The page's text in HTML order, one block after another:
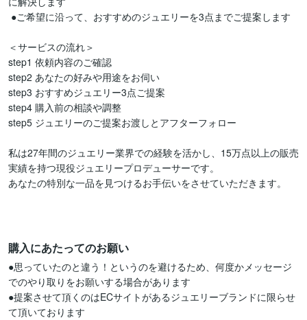
＜サービスの流れ＞
step1 依頼内容のご確認
step2 あなたの好みや用途をお伺い
step3 おすすめジュエリー3点ご提案
step4 購入前の相談や調整
step5 ジュエリーのご提案お渡しとアフターフォロー
私は27年間のジュエリー業界での経験を活かし、15万点以上の販売
実績を持つ現役ジュエリープロデューサーです。
あなたの特別な一品を見つけるお手伝いをさせていただきます。
購入にあたってのお願い
●思っていたのと違う！というのを避けるため、何度かメッセージ
でのやり取りをお願いする場合があります
●提案させて頂くのはECサイトがあるジュエリーブランドに限らせ
て頂いております